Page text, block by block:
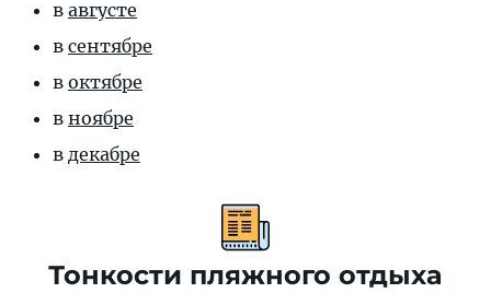
в августе
в сентябре
в октябре
в ноябре
в декабре
Тонкости пляжного отдыха